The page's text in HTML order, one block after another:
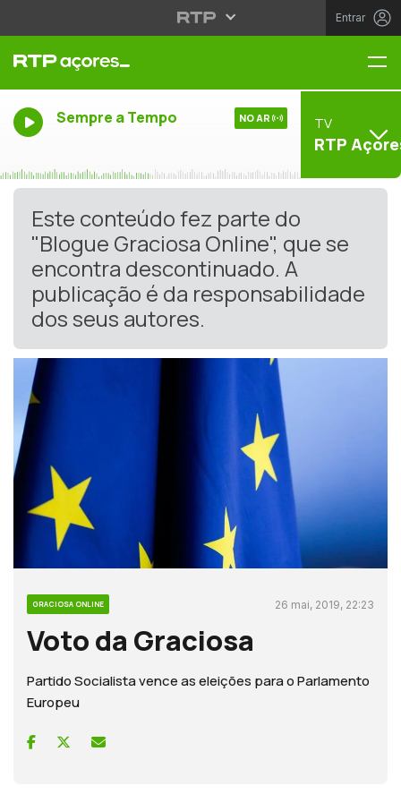
Entrar
Sempre a Tempo NO AR TV
RTP
Este conteúdo fez parte do
"Blogue Graciosa Online", que se
encontra descontinuado. A
publicação é da responsabilidade
dos seus autores.
GRACIOSA ONLINE 26 mai, 2019, 22:23
Voto da Graciosa
Partido Socialista vence as eleições para o Parlamento
Europeu